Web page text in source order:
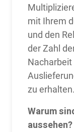
mit Ihrem
und den
der Zahl
zu erhalten.
Warum
aussehen?